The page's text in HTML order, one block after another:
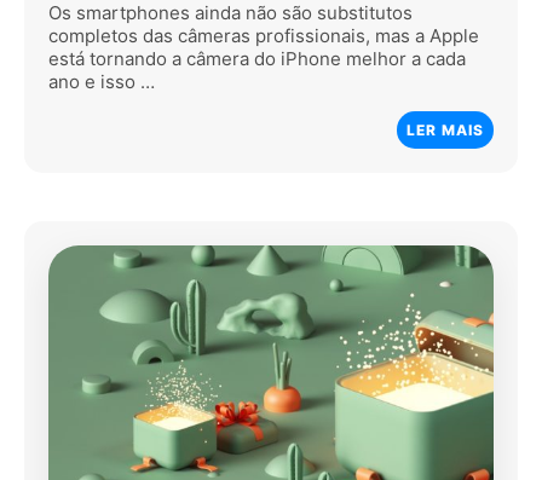
Os smartphones ainda não são substitutos
completos das câmeras profissionais, mas a Apple
está tornando a câmera do iPhone melhor a cada
ano e isso …
LER MAIS